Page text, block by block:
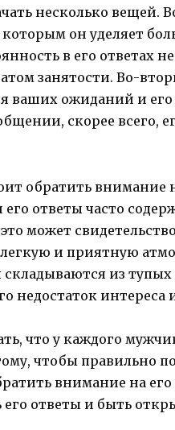
несколько вещей.
которым он уделяет
в его ответах
занятости. Во-
ваших ожиданий и
скорее всего,
обратить
ответы часто
может
и приятную
складываются из
недостаток
что у каждого
чтобы правильно
внимание на
его ответы и быть